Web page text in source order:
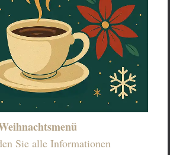
Sie alle Informationen